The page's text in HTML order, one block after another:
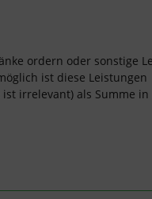
ordern oder sonstige
ist diese Leistungen
irrelevant) als Summe in